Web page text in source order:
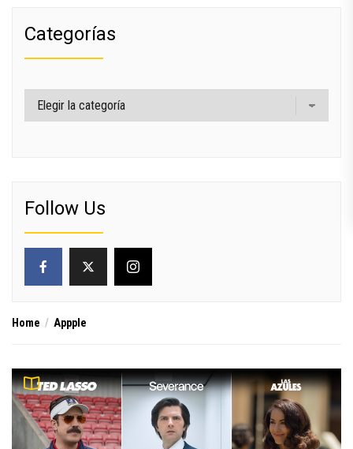
Home Appple
Categorías
Categorías
Follow Us